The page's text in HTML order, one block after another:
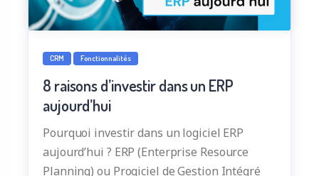
CRM Fonctionnalités
8 raisons d’investir dans un ERP
aujourd’hui
Pourquoi investir dans un logiciel ERP
aujourd’hui ? ERP (Enterprise Resource
Planning) ou Progiciel de Gestion Intégré